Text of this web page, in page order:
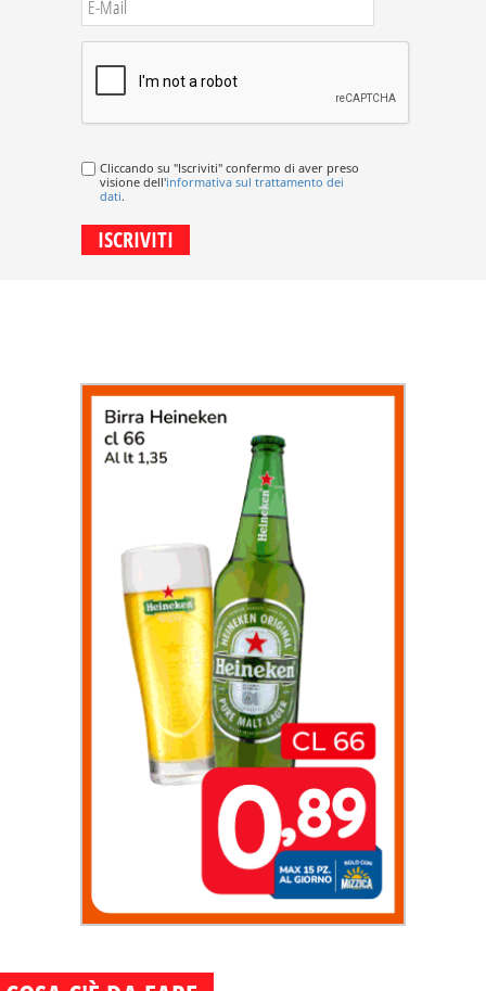
Cliccando su "Iscriviti" confermo di aver preso
visione dell'informativa sul trattamento dei
dati.